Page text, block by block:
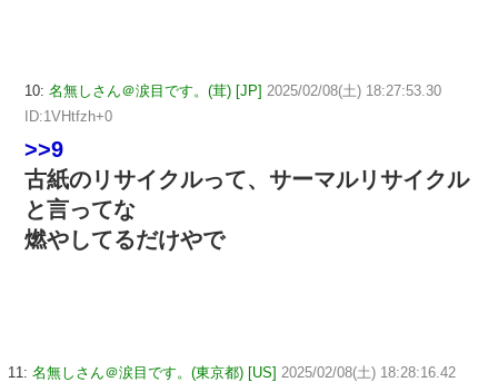
10: 名無しさん＠涙目です。(茸) [JP] 2025/02/08(土) 18:27:53.30
ID:1VHtfzh+0
>>9
古紙のリサイクルって、サーマルリサイクル
と言ってな
燃やしてるだけやで
11: 名無しさん＠涙目です。(東京都) [US] 2025/02/08(土) 18:28:16.42